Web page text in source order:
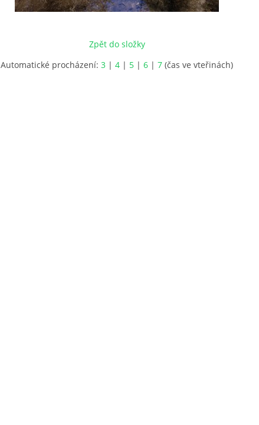
Zpět do složky
Automatické procházení: 3 | 4 | 5 | 6 | 7 (čas ve vteřinách)